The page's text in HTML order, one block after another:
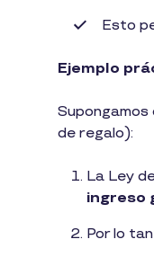
Esto
Ejemplo
de regalo):
La Ley
ingreso
Por lo